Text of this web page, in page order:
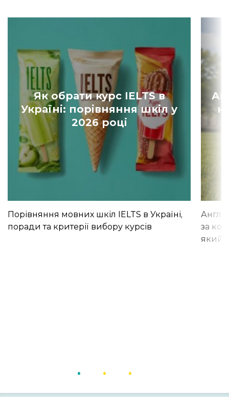
Як обрати курс IELTS в
Україні: порівняння шкіл у
2026 році
Порівняння мовних шкіл IELTS в Україні,
поради та критерії вибору курсів
за
який